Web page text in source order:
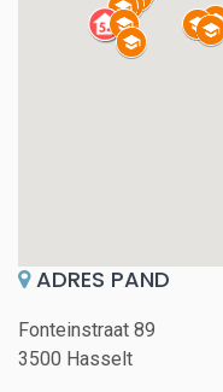
ADRES PAND
Fonteinstraat 89
3500 Hasselt